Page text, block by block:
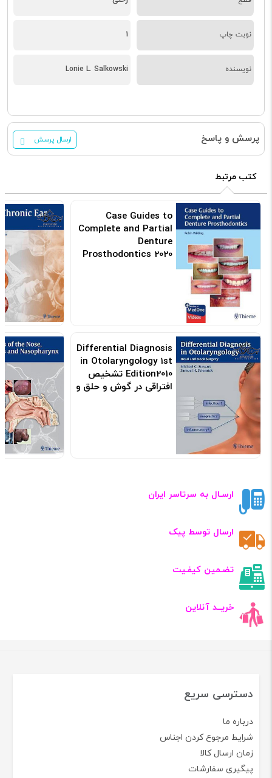
نوبت چاپ 1
نویسنده Lonie L. Salkowski
پرسش و پاسخ ارسال پرسش
کتب مرتبط
Case Guides to
Complete and Partial
Denture
Prosthodontics 2020
Differential Diagnosis
in Otolaryngology 1st
Edition2010 تشخیص
افتراقی در گوش و حلق و
ارسـال به سرتاسر ایران
ارسال توسط پیک
تضـمین کیفـیت
خریــد آنلاین
دسترسی سریع
درباره ما
شرایط مرجوع کردن اجناس
زمان ارسال کالا
پیگیری سفارشات